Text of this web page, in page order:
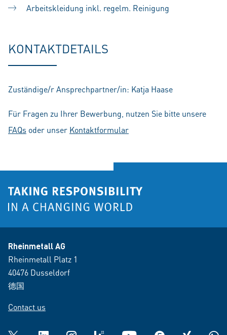
Arbeitskleidung inkl. regelm. Reinigung
KONTAKTDETAILS
Zuständige/r Ansprechpartner/in: Katja Haase
Für Fragen zu Ihrer Bewerbung, nutzen Sie bitte unsere
FAQs oder unser Kontaktformular
Rheinmetall AG
Rheinmetall Platz 1
40476 Dusseldorf
德国
Contact us